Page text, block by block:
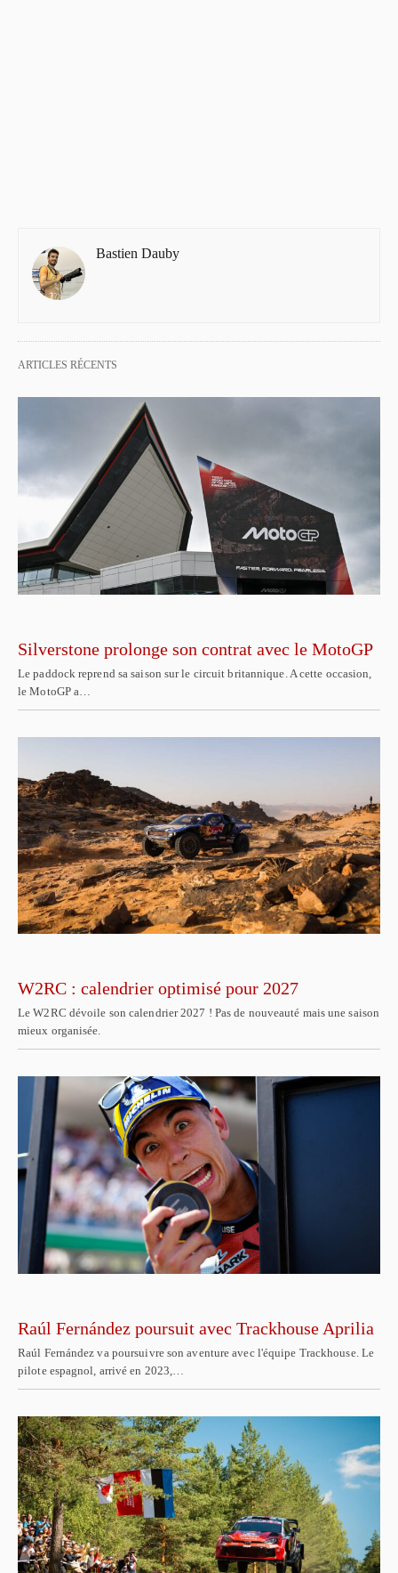
Bastien Dauby
ARTICLES RÉCENTS
Silverstone prolonge son contrat avec le MotoGP
Le paddock reprend sa saison sur le circuit britannique. A cette occasion,
le MotoGP a…
W2RC : calendrier optimisé pour 2027
Le W2RC dévoile son calendrier 2027 ! Pas de nouveauté mais une saison
mieux organisée.
Raúl Fernández poursuit avec Trackhouse Aprilia
Raúl Fernández va poursuivre son aventure avec l'équipe Trackhouse. Le
pilote espagnol, arrivé en 2023,…